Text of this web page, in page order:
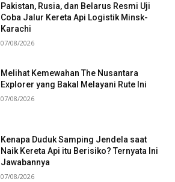
Pakistan, Rusia, dan Belarus Resmi Uji
Coba Jalur Kereta Api Logistik Minsk-
Karachi
07/08/2026
Melihat Kemewahan The Nusantara
Explorer yang Bakal Melayani Rute Ini
07/08/2026
Kenapa Duduk Samping Jendela saat
Naik Kereta Api itu Berisiko? Ternyata Ini
Jawabannya
07/08/2026